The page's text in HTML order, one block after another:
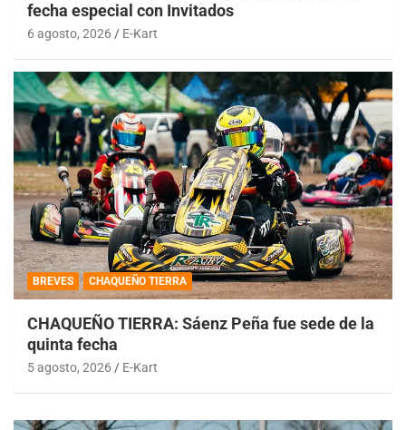
fecha especial con Invitados
6 agosto, 2026 E-Kart
BREVES CHAQUEÑO TIERRA
CHAQUEÑO TIERRA: Sáenz Peña fue sede de la
quinta fecha
5 agosto, 2026 E-Kart